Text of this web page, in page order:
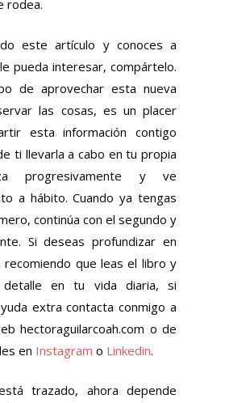
rodea.
este artículo y conoces a
pueda interesar, compártelo.
de aprovechar esta nueva
las cosas, es un placer
esta información contigo
ti llevarla a cabo en tu propia
progresivamente y ve
a hábito. Cuando ya tengas
continúa con el segundo y
Si deseas profundizar en
que leas el libro y
en tu vida diaria, si
extra contacta conmigo a
hectoraguilarcoah.com o de
en Instagram o Linkedin.
trazado, ahora depende